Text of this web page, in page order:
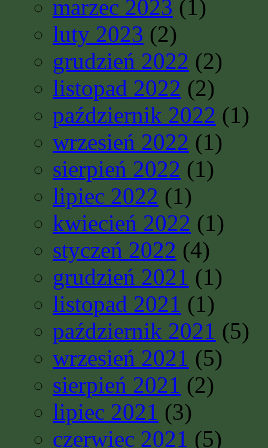
marzec 2023 (1)
luty 2023 (2)
grudzień 2022 (2)
listopad 2022 (2)
październik 2022 (1)
wrzesień 2022 (1)
sierpień 2022 (1)
lipiec 2022 (1)
kwiecień 2022 (1)
styczeń 2022 (4)
grudzień 2021 (1)
listopad 2021 (1)
październik 2021 (5)
wrzesień 2021 (5)
sierpień 2021 (2)
lipiec 2021 (3)
czerwiec 2021 (5)